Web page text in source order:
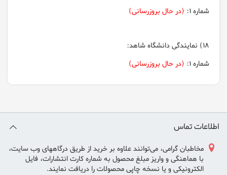
شماره 1:
(در حال بروزرسانی)
18) نمايندگی دانشگاه شاهد:
شماره 1:
(در حال بروزرسانی)
اطلاعات تماس
مخاطبان گرامی، می‌توانند علاوه بر خريد از طريق درگاههای وب سايت،
با هماهنگی و واريز مبلغ محصول به شماره كارت انتشارات، فايل
الكترونيكی و يا نسخه چاپی محصولات را دريافت نمايند.